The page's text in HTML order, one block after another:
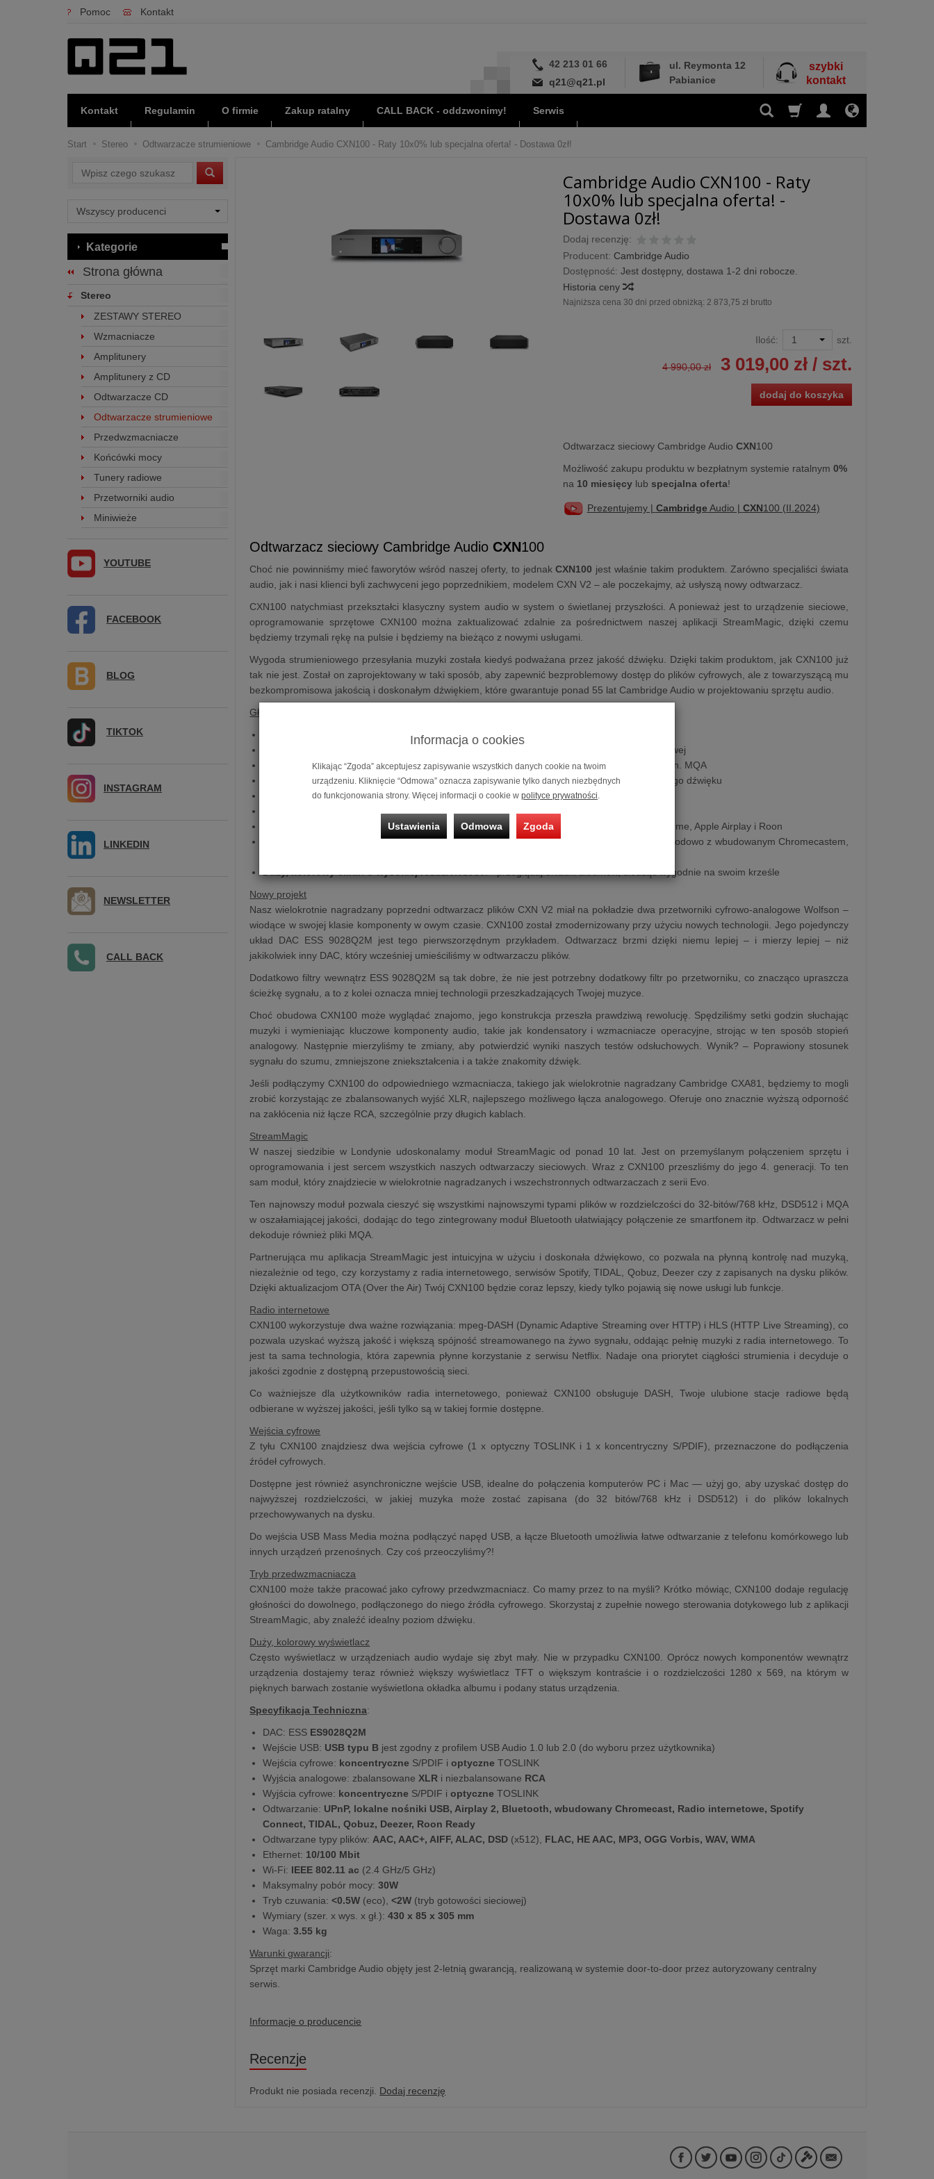
Pomoc Kontakt
42 213 01 66
q21@q21.pl
ul. Reymonta 12
Pabianice
szybki
kontakt
Kontakt Regulamin O firmie Zakup ratalny CALL BACK - oddzwonimy! Serwis
Start Stereo Odtwarzacze strumieniowe Cambridge Audio CXN100 - Raty 10x0% lub specjalna oferta! - Dostawa 0zł!
Cambridge Audio CXN100 - Raty
10x0% lub specjalna oferta! -
Dostawa 0zł!
Dodaj recenzję:
Producent: Cambridge Audio
Dostępność: Jest dostępny, dostawa 1-2 dni robocze.
Historia ceny
Najniższa cena 30 dni przed obniżką: 2 873,75 zł brutto
Ilość: szt.
4 990,00 zł 3 019,00 zł/ szt.
dodaj do koszyka
Odtwarzacz sieciowy Cambridge Audio CXN100
Możliwość zakupu produktu w bezpłatnym systemie ratalnym 0%
na 10 miesięcylub specjalna oferta!
Prezentujemy | Cambridge Audio | CXN100 (II.2024)
Odtwarzacz sieciowy Cambridge Audio CXN100
Choć nie powinniśmy mieć faworytów wśród naszej oferty, to jednakCXN100 jest właśnie takim produktem. Zarówno specjaliści świata
audio, jak i nasi klienci byli zachwyceni jego poprzednikiem, modelem CXN V2 – ale poczekajmy, aż usłyszą nowy odtwarzacz.
CXN100 natychmiast przekształci klasyczny system audio w system o świetlanej przyszłości. A ponieważ jest to urządzenie sieciowe,
oprogramowanie sprzętowe CXN100 można zaktualizować zdalnie za pośrednictwem naszej aplikacji StreamMagic, dzięki czemu
będziemy trzymali rękę na pulsie i będziemy na bieżąco z nowymi usługami.
Wygoda strumieniowego przesyłania muzyki została kiedyś podważana przez jakość dźwięku. Dzięki takim produktom, jak CXN100 już
tak nie jest. Został on zaprojektowany w taki sposób, aby zapewnić bezproblemowy dostęp do plików cyfrowych, ale z towarzyszącą mu
bezkompromisowa jakością i doskonałym dźwiękiem, które gwarantuje ponad 55 lat Cambridge Audio w projektowaniu sprzętu audio.
Główne Cechy
- usłysz każdy szczegół swojej cyfrowej muzyki
ESS ES9028Q2M SABRE32 Reference DAC
- dla oszałamiającej konwersji cyfrowo-analogowej
Moduł StreamMagic Gen4- zapewniający pełne możliwości przesyłania strumieniowego, m.in. MQA
Wbudowane Spotify Connect, TIDAL Connect, Qobuz i Deezer- dla najlepszego możliwego dźwięku
Radio internetowe o wysokiej rozdzielczości- dzięki obsłudze MPEG-DASH
Możliwość obsługi wielu pomieszczeń- kompatybilność z systemami multiroom Google Home, Apple Airplay i Roon
Elastyczna łączność cyfrowa- z dźwiękiem USB, koncentrycznym i TOSLINK lub bezprzewodowo z wbudowanym Chromecastem,
- przeglądaj okładki albumów, siedząc wygodnie na swoim krześle
Nowy projekt
Nasz wielokrotnie nagradzany poprzedni odtwarzacz plików CXN V2 miał na pokładzie dwa przetworniki cyfrowo-analogowe Wolfson –
wiodące w swojej klasie komponenty w owym czasie. CXN100 został zmodernizowany przy użyciu nowych technologii. Jego pojedynczy
układ DAC ESS 9028Q2M jest tego pierwszorzędnym przykładem. Odtwarzacz brzmi dzięki niemu lepiej – i mierzy lepiej – niż
jakikolwiek inny DAC, który wcześniej umieściliśmy w odtwarzaczu plików.
Dodatkowo filtry wewnątrz ESS 9028Q2M są tak dobre, że nie jest potrzebny dodatkowy filtr po przetworniku, co znacząco upraszcza
ścieżkę sygnału, a to z kolei oznacza mniej technologii przeszkadzających Twojej muzyce.
Choć obudowa CXN100 może wyglądać znajomo, jego konstrukcja przeszła prawdziwą rewolucję. Spędziliśmy setki godzin słuchając
muzyki i wymieniając kluczowe komponenty audio, takie jak kondensatory i wzmacniacze operacyjne, strojąc w ten sposób stopień
analogowy. Następnie mierzyliśmy te zmiany, aby potwierdzić wyniki naszych testów odsłuchowych. Wynik? – Poprawiony stosunek
sygnału do szumu, zmniejszone zniekształcenia i a także znakomity dźwięk.
Jeśli podłączymy CXN100 do odpowiedniego wzmacniacza, takiego jak wielokrotnie nagradzany Cambridge CXA81, będziemy to mogli
zrobić korzystając ze zbalansowanych wyjść XLR, najlepszego możliwego łącza analogowego. Oferuje ono znacznie wyższą odporność
na zakłócenia niż łącze RCA, szczególnie przy długich kablach.
StreamMagic
W naszej siedzibie w Londynie udoskonalamy moduł StreamMagic od ponad 10 lat. Jest on przemyślanym połączeniem sprzętu i
oprogramowania i jest sercem wszystkich naszych odtwarzaczy sieciowych. Wraz z CXN100 przeszliśmy do jego 4. generacji. To ten
sam moduł, który znajdziecie w wielokrotnie nagradzanych i wszechstronnych odtwarzaczach z serii Evo.
Ten najnowszy moduł pozwala cieszyć się wszystkimi najnowszymi typami plików w rozdzielczości do 32-bitów/768 kHz, DSD512 i MQA
w oszałamiającej jakości, dodając do tego zintegrowany moduł Bluetooth ułatwiający połączenie ze smartfonem itp. Odtwarzacz w pełni
dekoduje również pliki MQA.
Partnerująca mu aplikacja StreamMagic jest intuicyjna w użyciu i doskonała dźwiękowo, co pozwala na płynną kontrolę nad muzyką,
niezależnie od tego, czy korzystamy z radia internetowego, serwisów Spotify, TIDAL, Qobuz, Deezer czy z zapisanych na dysku plików.
Dzięki aktualizacjom OTA (Over the Air) Twój CXN100 będzie coraz lepszy, kiedy tylko pojawią się nowe usługi lub funkcje.
Radio internetowe
CXN100 wykorzystuje dwa ważne rozwiązania: mpeg-DASH (Dynamic Adaptive Streaming over HTTP) i HLS (HTTP Live Streaming), co
pozwala uzyskać wyższą jakość i większą spójność streamowanego na żywo sygnału, oddając pełnię muzyki z radia internetowego. To
jest ta sama technologia, która zapewnia płynne korzystanie z serwisu Netflix. Nadaje ona priorytet ciągłości strumienia i decyduje o
jakości zgodnie z dostępną przepustowością sieci.
Co ważniejsze dla użytkowników radia internetowego, ponieważ CXN100 obsługuje DASH, Twoje ulubione stacje radiowe będą
odbierane w wyższej jakości, jeśli tylko są w takiej formie dostępne.
Wejścia cyfrowe
Z tyłu CXN100 znajdziesz dwa wejścia cyfrowe (1 x optyczny TOSLINK i 1 x koncentryczny S/PDIF), przeznaczone do podłączenia
źródeł cyfrowych.
Dostępne jest również asynchroniczne wejście USB, idealne do połączenia komputerów PC i Mac — użyj go, aby uzyskać dostęp do
najwyższej rozdzielczości, w jakiej muzyka może zostać zapisana (do 32 bitów/768 kHz i DSD512) i do plików lokalnych
przechowywanych na dysku.
Do wejścia USB Mass Media można podłączyć napęd USB, a łącze Bluetooth umożliwia łatwe odtwarzanie z telefonu komórkowego lub
innych urządzeń przenośnych. Czy coś przeoczyliśmy?!
Tryb przedwzmacniacza
CXN100 może także pracować jako cyfrowy przedwzmacniacz. Co mamy przez to na myśli? Krótko mówiąc, CXN100 dodaje regulację
głośności do dowolnego, podłączonego do niego źródła cyfrowego. Skorzystaj z zupełnie nowego sterowania dotykowego lub z aplikacji
StreamMagic, aby znaleźć idealny poziom dźwięku.
Duży, kolorowy wyświetlacz
Często wyświetlacz w urządzeniach audio wydaje się zbyt mały. Nie w przypadku CXN100. Oprócz nowych komponentów wewnątrz
urządzenia dostajemy teraz również większy wyświetlacz TFT o większym kontraście i o rozdzielczości 1280 x 569, na którym w
pięknych barwach zostanie wyświetlona okładka albumu i podany status urządzenia.
Specyfikacja Techniczna:
DAC: ESS ES9028Q2M
Wejście USB: USB typu B jest zgodny z profilem USB Audio 1.0 lub 2.0 (do wyboru przez użytkownika)
Wejścia cyfrowe: koncentryczne S/PDIF ioptyczne TOSLINK
Wyjścia analogowe: zbalansowane XLR i niezbalansowane RCA
Wyjścia cyfrowe: koncentryczne S/PDIF ioptyczne TOSLINK
Odtwarzanie: UPnP, lokalne nośniki USB, Airplay 2, Bluetooth, wbudowany Chromecast, Radio internetowe, Spotify
Connect, TIDAL, Qobuz, Deezer, Roon Ready
Odtwarzane typy plików: AAC, AAC+, AIFF, ALAC, DSD (x512), FLAC, HE AAC, MP3, OGG Vorbis, WAV, WMA
Ethernet: 10/100 Mbit
Wi-Fi: IEEE 802.11 ac (2.4 GHz/5 GHz)
Maksymalny pobór mocy:30W
Tryb czuwania:<0.5W (eco),<2W (tryb gotowości sieciowej)
Wymiary (szer. x wys. x gł.): 430 x 85 x 305 mm
Waga: 3.55 kg
Warunki gwarancji:
Sprzęt marki Cambridge Audio objęty jest 2-letnią gwarancją, realizowaną w systemie door-to-door przez autoryzowany centralny
serwis.
Informacje o producencie
Recenzje
Produkt nie posiada recenzji. Dodaj recenzję
Wyszukaj
Kategorie
Strona główna
Stereo
ZESTAWY STEREO
Wzmacniacze
Amplitunery
Amplitunery z CD
Odtwarzacze CD
Odtwarzacze strumieniowe
Przedwzmacniacze
Końcówki mocy
Tunery radiowe
Przetworniki audio
Miniwieże
YOUTUBE
FACEBOOK
BLOG
TIKTOK
INSTAGRAM
LINKEDIN
NEWSLETTER
CALL BACK
Informacja o cookies
Klikając “Zgoda” akceptujesz zapisywanie wszystkich danych cookie na twoim
urządzeniu. Kliknięcie “Odmowa” oznacza zapisywanie tylko danych niezbędnych
do funkcjonowania strony. Więcej informacji o cookie w polityce prywatności.
Ustawienia Odmowa Zgoda